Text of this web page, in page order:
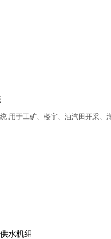
,用于工矿、楼宇、油汽田开采、
水机组